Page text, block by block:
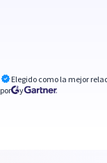
Elegido como la mejor
por
y